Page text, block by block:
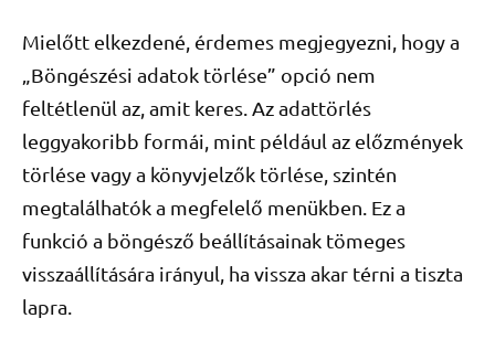
Mielőtt elkezdené, érdemes megjegyezni, hogy a
„Böngészési adatok törlése” opció nem
feltétlenül az, amit keres. Az adattörlés
leggyakoribb formái, mint például az előzmények
törlése vagy a könyvjelzők törlése, szintén
megtalálhatók a megfelelő menükben. Ez a
funkció a böngésző beállításainak tömeges
visszaállítására irányul, ha vissza akar térni a tiszta
lapra.